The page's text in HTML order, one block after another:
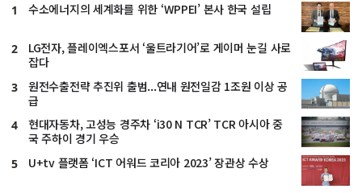
1 수소에너지의 세계화를 위한 ‘WPPEI’ 본사 한국 설립
2
LG전자, 플레이엑스포서 ‘울트라기어’로 게이머 눈길 사로
잡다
3
원전수출전략 추진위 출범...연내 원전일감 1조원 이상 공
급
4
현대자동차, 고성능 경주차 ‘i30 N TCR’ TCR 아시아 중
국 주하이 경기 우승
5 U+tv 플랫폼 ‘ICT 어워드 코리아 2023’ 장관상 수상